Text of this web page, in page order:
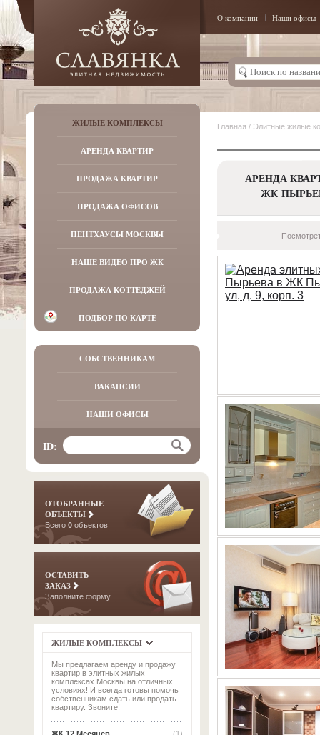
О компании Наши офисы
ЖИЛЫЕ КОМПЛЕКСЫ
АРЕНДА КВАРТИР
ПРОДАЖА КВАРТИР
ПРОДАЖА ОФИСОВ
ПЕНТХАУСЫ МОСКВЫ
НАШЕ ВИДЕО ПРО ЖК
ПРОДАЖА КОТТЕДЖЕЙ
ПОДБОР ПО КАРТЕ
СОБСТВЕННИКАМ
ВАКАНСИИ
НАШИ ОФИСЫ
ID:
ОТОБРАННЫЕ
ОБЪЕКТЫ
Всего 0 объектов
ОСТАВИТЬ
ЗАКАЗ
Заполните форму
ЖИЛЫЕ КОМПЛЕКСЫ
Мы предлагаем аренду и продажу
квартир в элитных жилых
комплексах Москвы на отличных
условиях! И всегда готовы помочь
собственникам сдать или продать
квартиру. Звоните!
Главная / Элитные жилые
АРЕНДА
ЖК